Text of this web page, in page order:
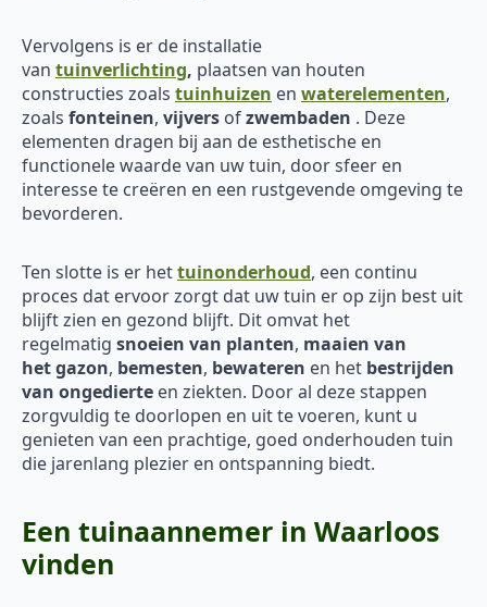
Vervolgens is er de installatie
van tuinverlichting, plaatsen van houten
constructies zoals tuinhuizen en waterelementen,
zoals fonteinen, vijvers ofzwembaden . Deze
elementen dragen bij aan de esthetische en
functionele waarde van uw tuin, door sfeer en
interesse te creëren en een rustgevende omgeving te
bevorderen.
Ten slotte is er hettuinonderhoud, een continu
proces dat ervoor zorgt dat uw tuin er op zijn best uit
blijft zien en gezond blijft. Dit omvat het
regelmatig snoeien van planten, maaien van
hetgazon, bemesten, bewateren en het bestrijden
van ongedierte en ziekten. Door al deze stappen
zorgvuldig te doorlopen en uit te voeren, kunt u
genieten van een prachtige, goed onderhouden tuin
die jarenlang plezier en ontspanning biedt.
Een tuinaannemer in Waarloos
vinden